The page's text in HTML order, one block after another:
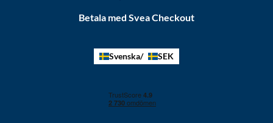
Betala med Svea Checkout
Svenska SEK